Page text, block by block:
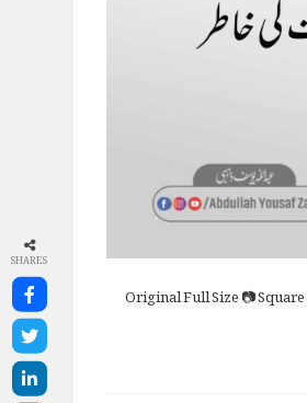
Full Size📷 Square
SHARES